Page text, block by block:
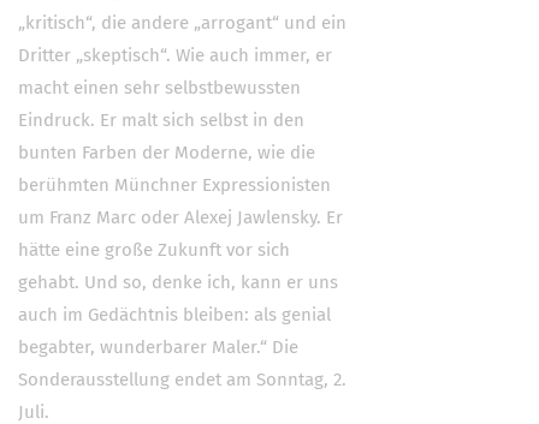
„kritisch“, die andere „arrogant“ und ein
Dritter „skeptisch“. Wie auch immer, er
macht einen sehr selbstbewussten
Eindruck. Er malt sich selbst in den
bunten Farben der Moderne, wie die
berühmten Münchner Expressionisten
um Franz Marc oder Alexej Jawlensky. Er
hätte eine große Zukunft vor sich
gehabt. Und so, denke ich, kann er uns
auch im Gedächtnis bleiben: als genial
begabter, wunderbarer Maler.“ Die
Sonderausstellung endet am Sonntag, 2.
Juli.